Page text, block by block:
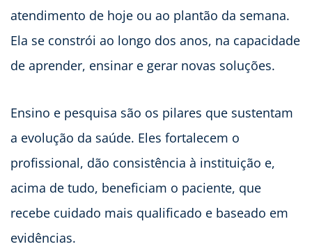
atendimento de hoje ou ao plantão da semana.
Ela se constrói ao longo dos anos, na capacidade
de aprender, ensinar e gerar novas soluções.
Ensino e pesquisa são os pilares que sustentam
a evolução da saúde. Eles fortalecem o
profissional, dão consistência à instituição e,
acima de tudo, beneficiam o paciente, que
recebe cuidado mais qualificado e baseado em
evidências.